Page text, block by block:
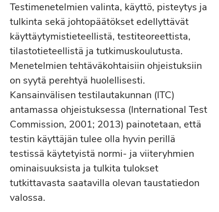
Testimenetelmien valinta, käyttö, pisteytys ja
tulkinta sekä johtopäätökset edellyttävät
käyttäytymistieteellistä, testiteoreettista,
tilastotieteellistä ja tutkimuskoulutusta.
Menetelmien tehtäväkohtaisiin ohjeistuksiin
on syytä perehtyä huolellisesti.
Kansainvälisen testilautakunnan (ITC)
antamassa ohjeistuksessa (International Test
Commission, 2001; 2013) painotetaan, että
testin käyttäjän tulee olla hyvin perillä
testissä käytetyistä normi- ja viiteryhmien
ominaisuuksista ja tulkita tulokset
tutkittavasta saatavilla olevan taustatiedon
valossa.